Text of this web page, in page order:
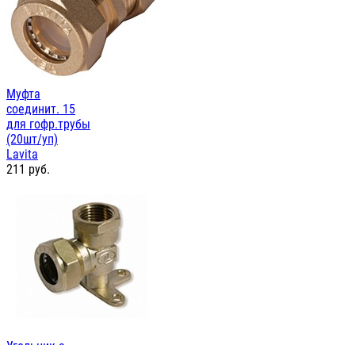
Муфта
соединит. 15
для гофр.трубы
(20шт/уп)
Lavita
211 руб.